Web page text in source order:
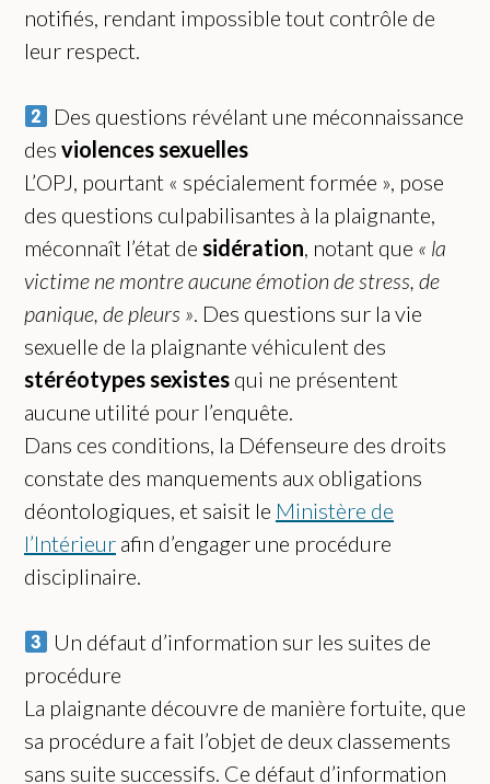
notifiés, rendant impossible tout contrôle de
leur respect.
Des questions révélant une méconnaissance
des violences sexuelles
L’OPJ, pourtant « spécialement formée », pose
des questions culpabilisantes à la plaignante,
méconnaît l’état de sidération, notant que « la
victime ne montre aucune émotion de stress, de
panique, de pleurs ». Des questions sur la vie
sexuelle de la plaignante véhiculent des
stéréotypes sexistes qui ne présentent
aucune utilité pour l’enquête.
Dans ces conditions, la Défenseure des droits
constate des manquements aux obligations
déontologiques, et saisit le Ministère de
l’Intérieur afin d’engager une procédure
disciplinaire.
Un défaut d’information sur les suites de
procédure
La plaignante découvre de manière fortuite, que
sa procédure a fait l’objet de deux classements
sans suite successifs. Ce défaut d’information